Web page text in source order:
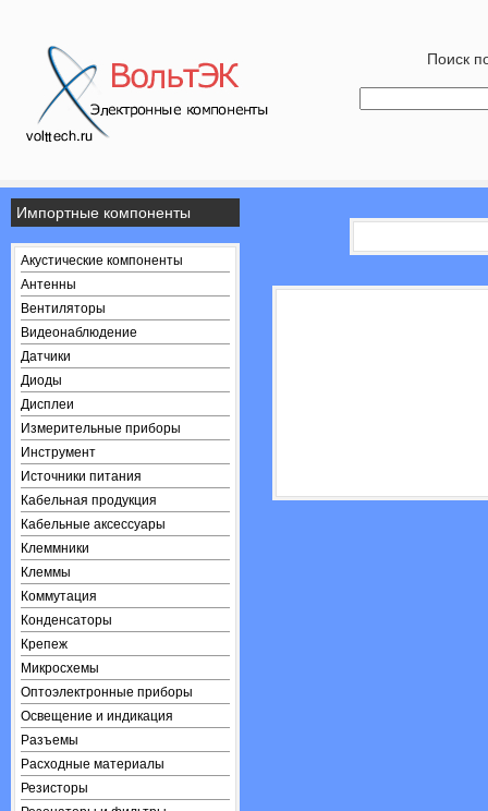
Поиск
Импортные компоненты
Акустические компоненты
Антенны
Вентиляторы
Видеонаблюдение
Датчики
Диоды
Дисплеи
Измерительные приборы
Инструмент
Источники питания
Кабельная продукция
Кабельные аксессуары
Клеммники
Клеммы
Коммутация
Конденсаторы
Крепеж
Микросхемы
Оптоэлектронные приборы
Освещение и индикация
Разъемы
Расходные материалы
Резисторы